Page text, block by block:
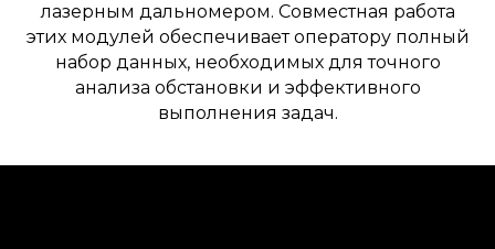
лазерным дальномером. Совместная работа
этих модулей обеспечивает оператору полный
набор данных, необходимых для точного
анализа обстановки и эффективного
выполнения задач.